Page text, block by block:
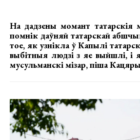
На дадзены момант татарскія
помнік даўняй татарскай
тое, як узнікла ў Капылі
выбітныя людзі з яе выйшлі, і
мусульманскі мізар, піша